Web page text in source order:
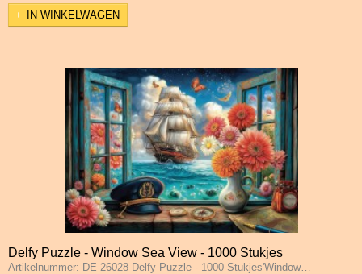
IN WINKELWAGEN
Delfy Puzzle - Window Sea View - 1000 Stukjes
Artikelnummer: DE-26028 Delfy Puzzle - 1000 Stukjes'Window…